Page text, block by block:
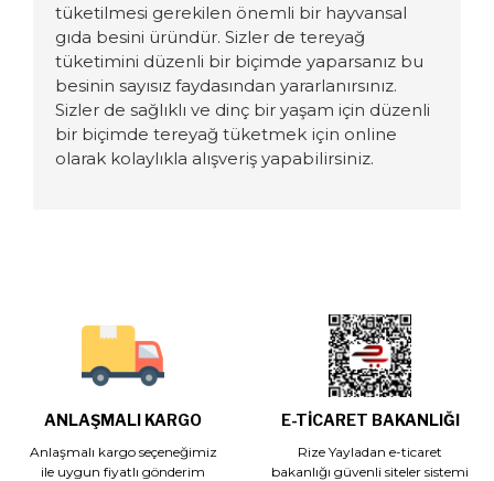
tüketilmesi gerekilen önemli bir hayvansal
gıda besini üründür. Sizler de tereyağ
tüketimini düzenli bir biçimde yaparsanız bu
besinin sayısız faydasından yararlanırsınız.
Sizler de sağlıklı ve dinç bir yaşam için düzenli
bir biçimde tereyağ tüketmek için online
olarak kolaylıkla alışveriş yapabilirsiniz.
ANLAŞMALI KARGO
Anlaşmalı kargo seçeneğimiz
ile uygun fiyatlı gönderim
E-TİCARET BAKANLIĞI
Rize Yayladan e-ticaret
bakanlığı güvenli siteler sistemi